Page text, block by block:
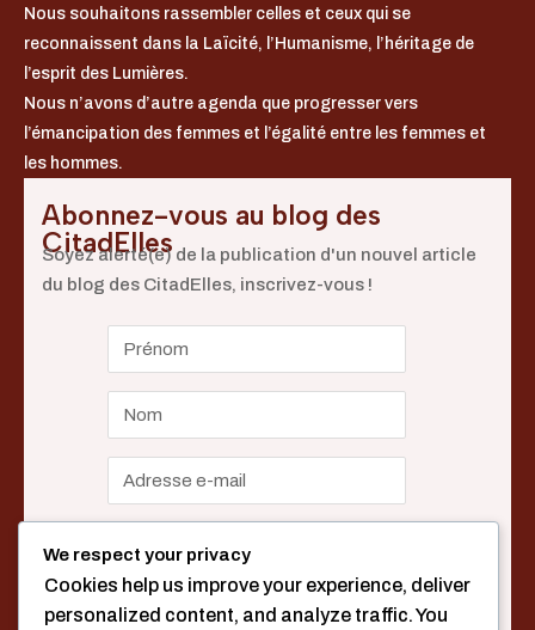
Nous souhaitons rassembler celles et ceux qui se
reconnaissent dans la Laïcité, l’Humanisme, l’héritage de
l’esprit des Lumières.
Nous n’avons d’autre agenda que progresser vers
l’émancipation des femmes et l’égalité entre les femmes et
les hommes.
Abonnez-vous au blog des
CitadElles
Soyez alerté(e) de la publication d'un nouvel article
du blog des CitadElles, inscrivez-vous !
We respect your privacy
Cookies help us improve your experience, deliver
personalized content, and analyze traffic. You